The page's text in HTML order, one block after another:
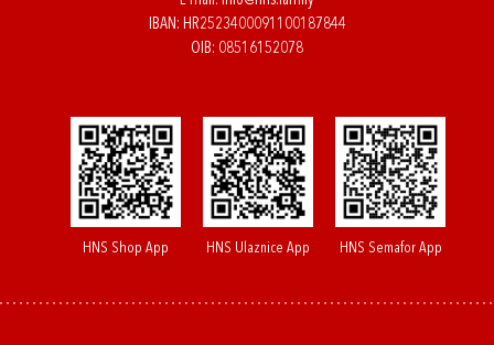
IBAN: HR2523400091100187844
OIB: 08516152078
HNS Shop App HNS Ulaznice App HNS Semafor App